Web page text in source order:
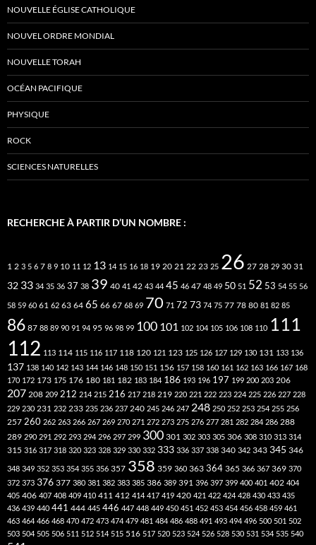
NOUVELLE ÉGLISE CATHOLIQUE
NOUVEL ORDRE MONDIAL
NOUVELLE TORAH
OCÉAN PACIFIQUE
PHYSIQUE
ROCK
SCIENCES NATURELLES
RECHERCHE À PARTIR D’UN NOMBRE :
1 2 3 5 6 7 8 9 10 11 12 13 14 15 16 18 19 20 21 22 23 25 26 27 28 29 30 31
32 33 34 35 36 37 38 39 40 41 42 43 44 45 46 47 48 49 50 51 52 53 54 55 56
58 59 60 61 62 63 64 65 66 67 68 69 70 71 72 73 74 75 77 78 80 81 82 85
86 87 88 89 90 91 94 95 96 98 99 100 101 102 104 105 106 108 110 111
112 113 114 115 116 117 118 120 121 123 125 126 127 129 130 131 133 136
137 138 140 142 143 144 146 148 150 151 156 157 158 160 161 162 163 166 167 168
170 172 173 175 176 180 181 182 183 184 186 193 196 197 199 200 203 206
207 208 209 212 214 215 216 217 218 219 220 221 222 223 224 225 226 227 228
229 230 231 232 233 235 236 237 240 245 246 247 248 250 252 253 254 255 256
257 260 262 263 266 267 269 270 271 272 273 275 276 277 281 282 284 286 288
289 290 291 292 293 294 296 297 299 300 301 302 303 305 306 308 310 313 314
315 316 317 318 320 323 328 329 330 332 333 336 337 338 340 342 343 345 346
348 349 352 353 354 355 356 357 358 359 360 363 364 365 366 367 369 370
372 373 376 377 380 381 382 383 385 386 389 391 396 397 399 400 401 402 404
405 406 407 408 409 410 411 412 414 417 419 420 421 422 424 428 430 433 435
436 439 440 441 444 445 446 447 448 449 450 451 452 453 454 456 458 459 461
463 464 466 468 470 472 473 474 479 481 484 486 488 491 493 494 496 500 501 502
503 504 505 506 511 512 514 515 516 517 520 523 524 526 528 530 531 534 535 540